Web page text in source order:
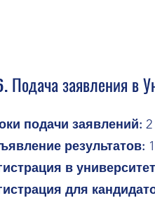
Подача заявления в
подачи заявлений:
результатов:
в
для